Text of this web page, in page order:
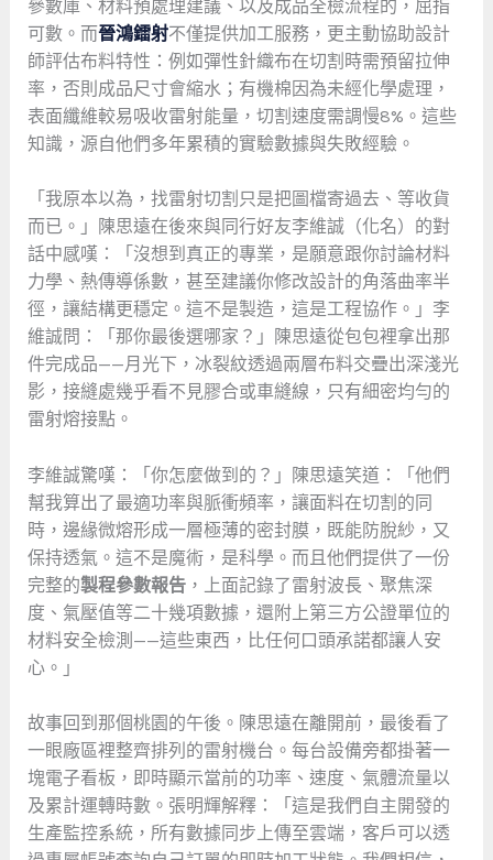
參數庫、材料預處理建議、以及成品全檢流程的，屈指
可數。而晉鴻鐳射不僅提供加工服務，更主動協助設計
師評估布料特性：例如彈性針織布在切割時需預留拉伸
率，否則成品尺寸會縮水；有機棉因為未經化學處理，
表面纖維較易吸收雷射能量，切割速度需調慢8%。這些
知識，源自他們多年累積的實驗數據與失敗經驗。
「我原本以為，找雷射切割只是把圖檔寄過去、等收貨
而已。」陳思遠在後來與同行好友李維誠（化名）的對
話中感嘆：「沒想到真正的專業，是願意跟你討論材料
力學、熱傳導係數，甚至建議你修改設計的角落曲率半
徑，讓結構更穩定。這不是製造，這是工程協作。」李
維誠問：「那你最後選哪家？」陳思遠從包包裡拿出那
件完成品——月光下，冰裂紋透過兩層布料交疊出深淺光
影，接縫處幾乎看不見膠合或車縫線，只有細密均勻的
雷射熔接點。
李維誠驚嘆：「你怎麼做到的？」陳思遠笑道：「他們
幫我算出了最適功率與脈衝頻率，讓面料在切割的同
時，邊緣微熔形成一層極薄的密封膜，既能防脫紗，又
保持透氣。這不是魔術，是科學。而且他們提供了一份
完整的製程參數報告，上面記錄了雷射波長、聚焦深
度、氣壓值等二十幾項數據，還附上第三方公證單位的
材料安全檢測——這些東西，比任何口頭承諾都讓人安
心。」
故事回到那個桃園的午後。陳思遠在離開前，最後看了
一眼廠區裡整齊排列的雷射機台。每台設備旁都掛著一
塊電子看板，即時顯示當前的功率、速度、氣體流量以
及累計運轉時數。張明輝解釋：「這是我們自主開發的
生產監控系統，所有數據同步上傳至雲端，客戶可以透